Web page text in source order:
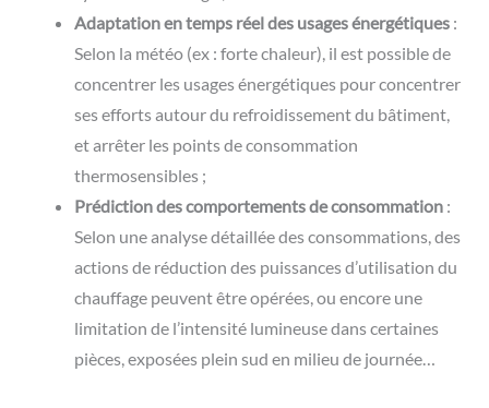
Adaptation en temps réel des usages énergétiques :
Selon la météo (ex : forte chaleur), il est possible de
concentrer les usages énergétiques pour concentrer
ses efforts autour du refroidissement du bâtiment,
et arrêter les points de consommation
thermosensibles ;
Prédiction des comportements de consommation :
Selon une analyse détaillée des consommations, des
actions de réduction des puissances d’utilisation du
chauffage peuvent être opérées, ou encore une
limitation de l’intensité lumineuse dans certaines
pièces, exposées plein sud en milieu de journée…